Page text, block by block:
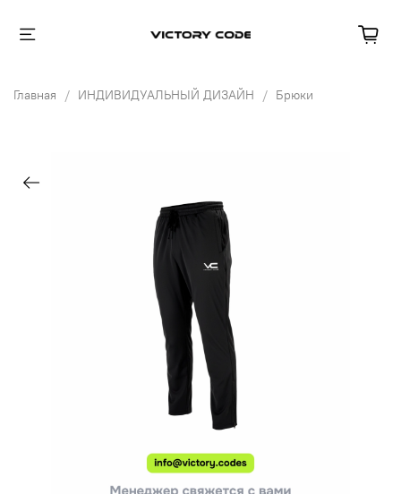
Главная ИНДИВИДУАЛЬНЫЙ ДИЗАЙН Брюки